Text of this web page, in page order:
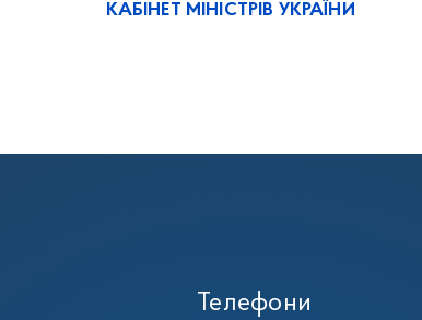
КАБІНЕТ МІНІСТРІВ УКРАЇНИ
Телефони